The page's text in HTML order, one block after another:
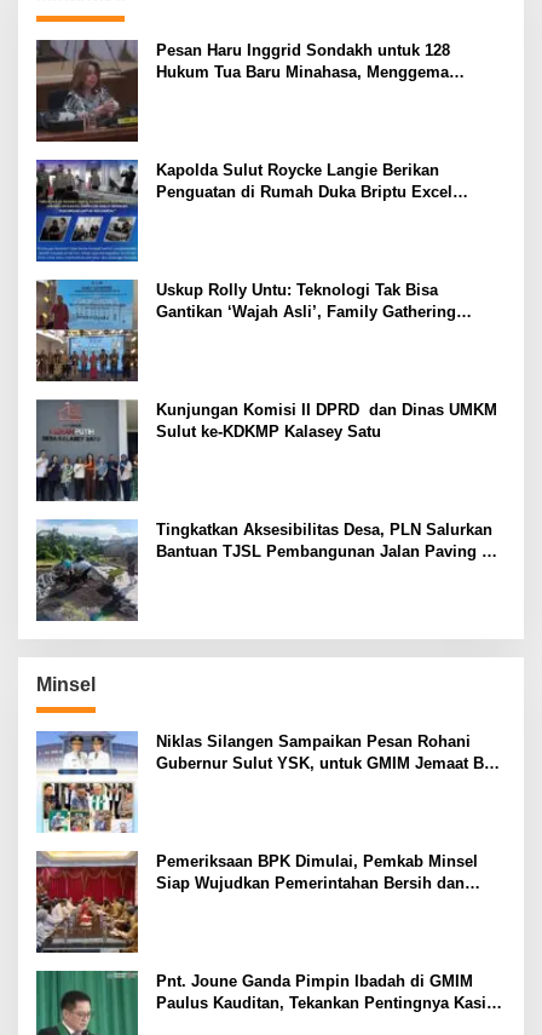
Pesan Haru Inggrid Sondakh untuk 128
Hukum Tua Baru Minahasa, Menggema
Kapolda Sulut Roycke Langie Berikan
Penguatan di Rumah Duka Briptu Excel
Uskup Rolly Untu: Teknologi Tak Bisa
Gantikan ‘Wajah Asli’, Family Gathering
Kunjungan Komisi II DPRD dan Dinas UMKM
Sulut ke-KDKMP Kalasey Satu
Tingkatkan Aksesibilitas Desa, PLN Salurkan
Bantuan TJSL Pembangunan Jalan Paving di
Minsel
Niklas Silangen Sampaikan Pesan Rohani
Gubernur Sulut YSK, untuk GMIM Jemaat Bait
Pemeriksaan BPK Dimulai, Pemkab Minsel
Siap Wujudkan Pemerintahan Bersih dan
Pnt. Joune Ganda Pimpin Ibadah di GMIM
Paulus Kauditan, Tekankan Pentingnya Kasih